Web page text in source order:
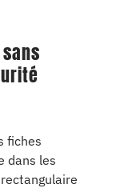
fiches
dans les